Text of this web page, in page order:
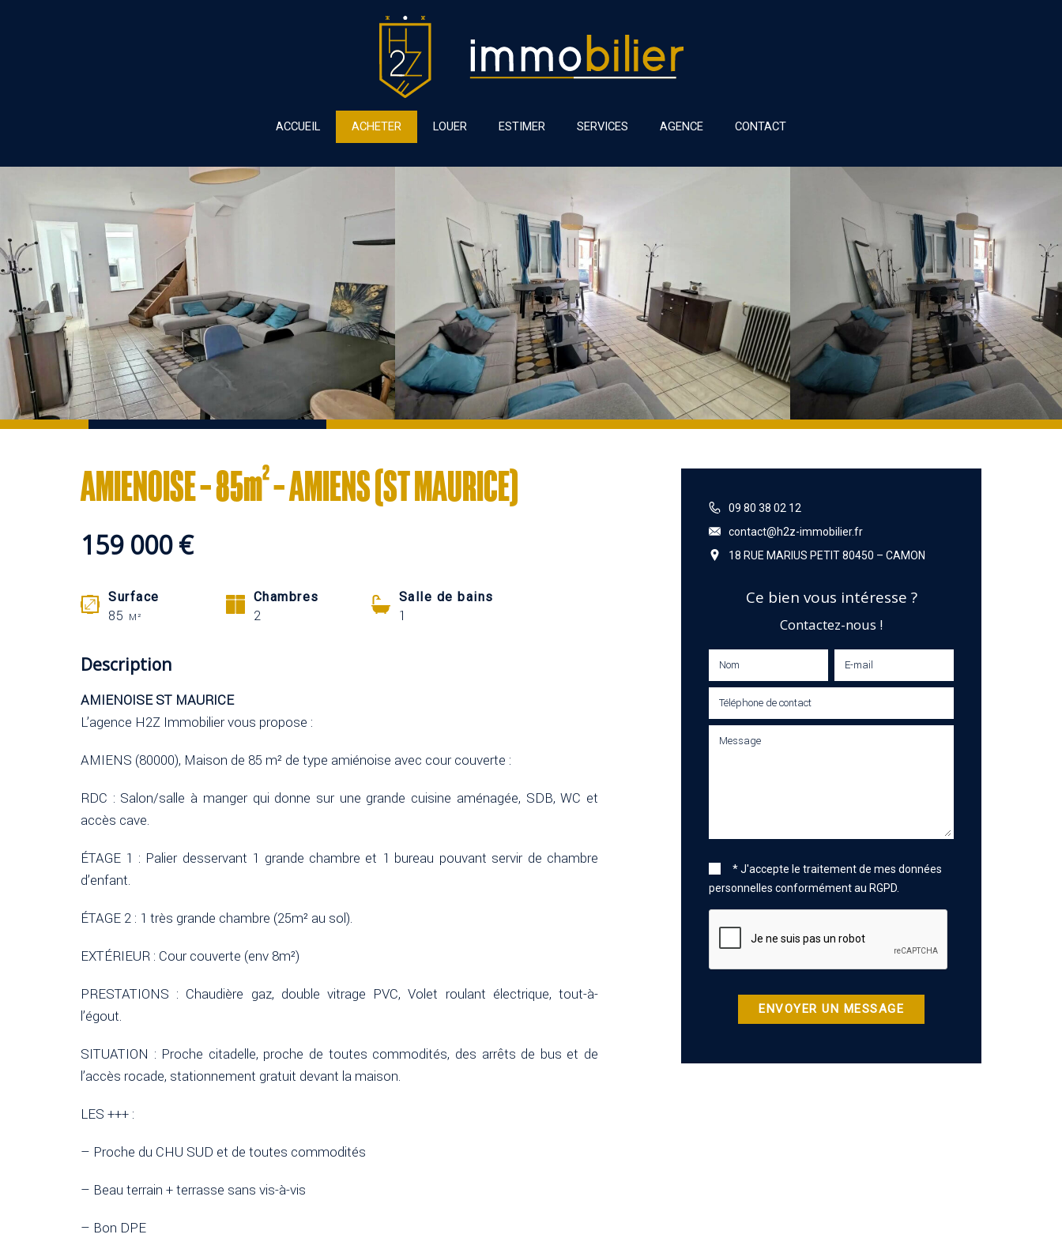
ACCUEIL ACHETER LOUER ESTIMER SERVICES AGENCE CONTACT
AMIENOISE – 85m² – AMIENS (ST MAURICE)
159 000 €
Surface
85 M²
Chambres
2
Salle de bains
1
Description
AMIENOISE ST MAURICE
L’agence H2Z Immobilier vous propose :
AMIENS (80000), Maison de 85 m² de type amiénoise avec cour couverte :
RDC : Salon/salle à manger qui donne sur une grande cuisine aménagée, SDB, WC et
accès cave.
ÉTAGE 1 : Palier desservant 1 grande chambre et 1 bureau pouvant servir de chambre
d’enfant.
ÉTAGE 2 : 1 très grande chambre (25m² au sol).
EXTÉRIEUR : Cour couverte (env 8m²)
PRESTATIONS : Chaudière gaz, double vitrage PVC, Volet roulant électrique, tout-à-
l’égout.
SITUATION : Proche citadelle, proche de toutes commodités, des arrêts de bus et de
l’accès rocade, stationnement gratuit devant la maison.
LES +++ :
– Proche du CHU SUD et de toutes commodités
– Beau terrain + terrasse sans vis-à-vis
– Bon DPE
09 80 38 02 12
contact@h2z-immobilier.fr
18 RUE MARIUS PETIT 80450 – CAMON
Ce bien vous intéresse ?
* J'accepte le traitement de mes données
personnelles conformément au RGPD.